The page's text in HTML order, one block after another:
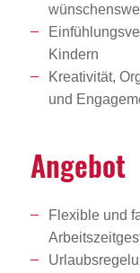
Kindern
Kreativität,
und
Angebot
Flexible und